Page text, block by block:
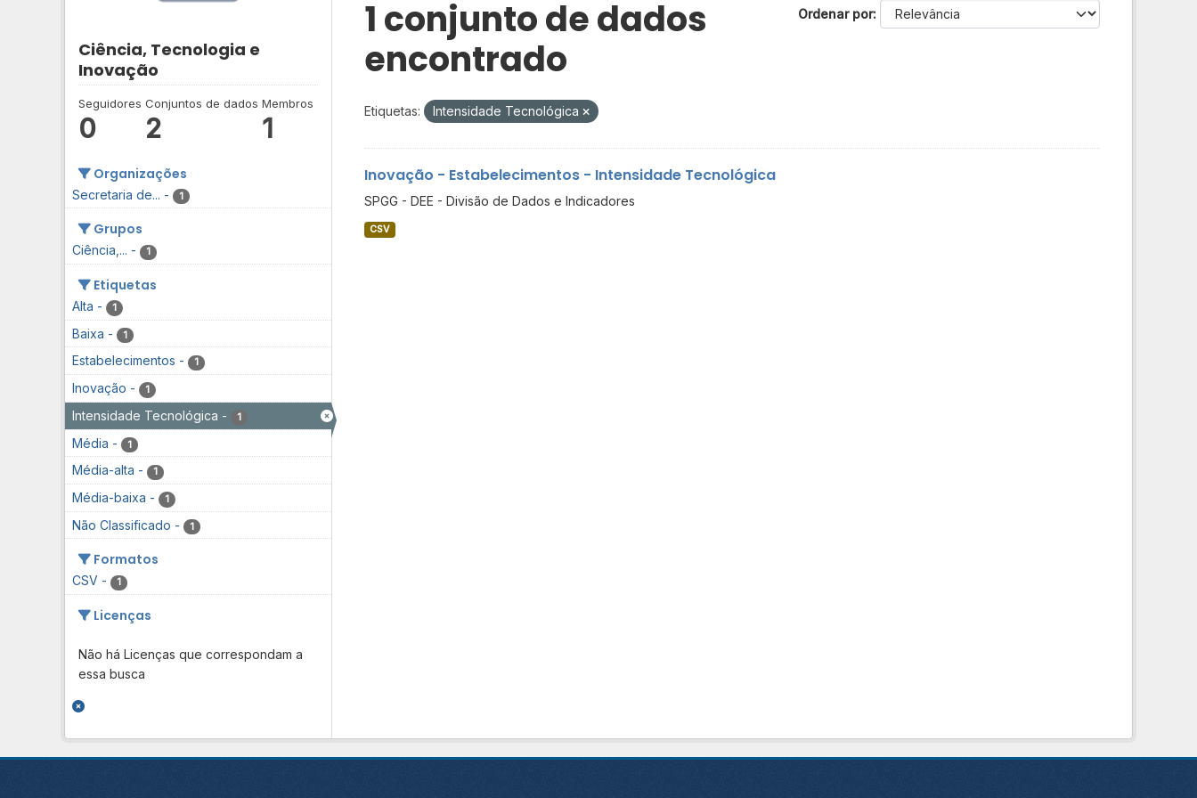
Ciência, Tecnologia e
Inovação
Seguidores
0
Conjuntos de dados
2
Membros
1
Organizações
Secretaria de... - 1
Grupos
Ciência,... - 1
Etiquetas
Alta - 1
Baixa - 1
Estabelecimentos - 1
Inovação - 1
Intensidade Tecnológica - 1
Média - 1
Média-alta - 1
Média-baixa - 1
Não Classificado - 1
Formatos
CSV - 1
Licenças
Não há Licenças que correspondam a
essa busca
Ordenar por
1 conjunto de dados
encontrado
Etiquetas: Intensidade Tecnológica
Inovação - Estabelecimentos - Intensidade Tecnológica
SPGG - DEE - Divisão de Dados e Indicadores
CSV